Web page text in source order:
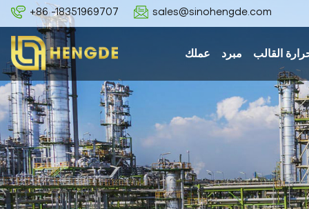
+86 -18351969707 sales@sinohengde.com
عملك مبرد القالب